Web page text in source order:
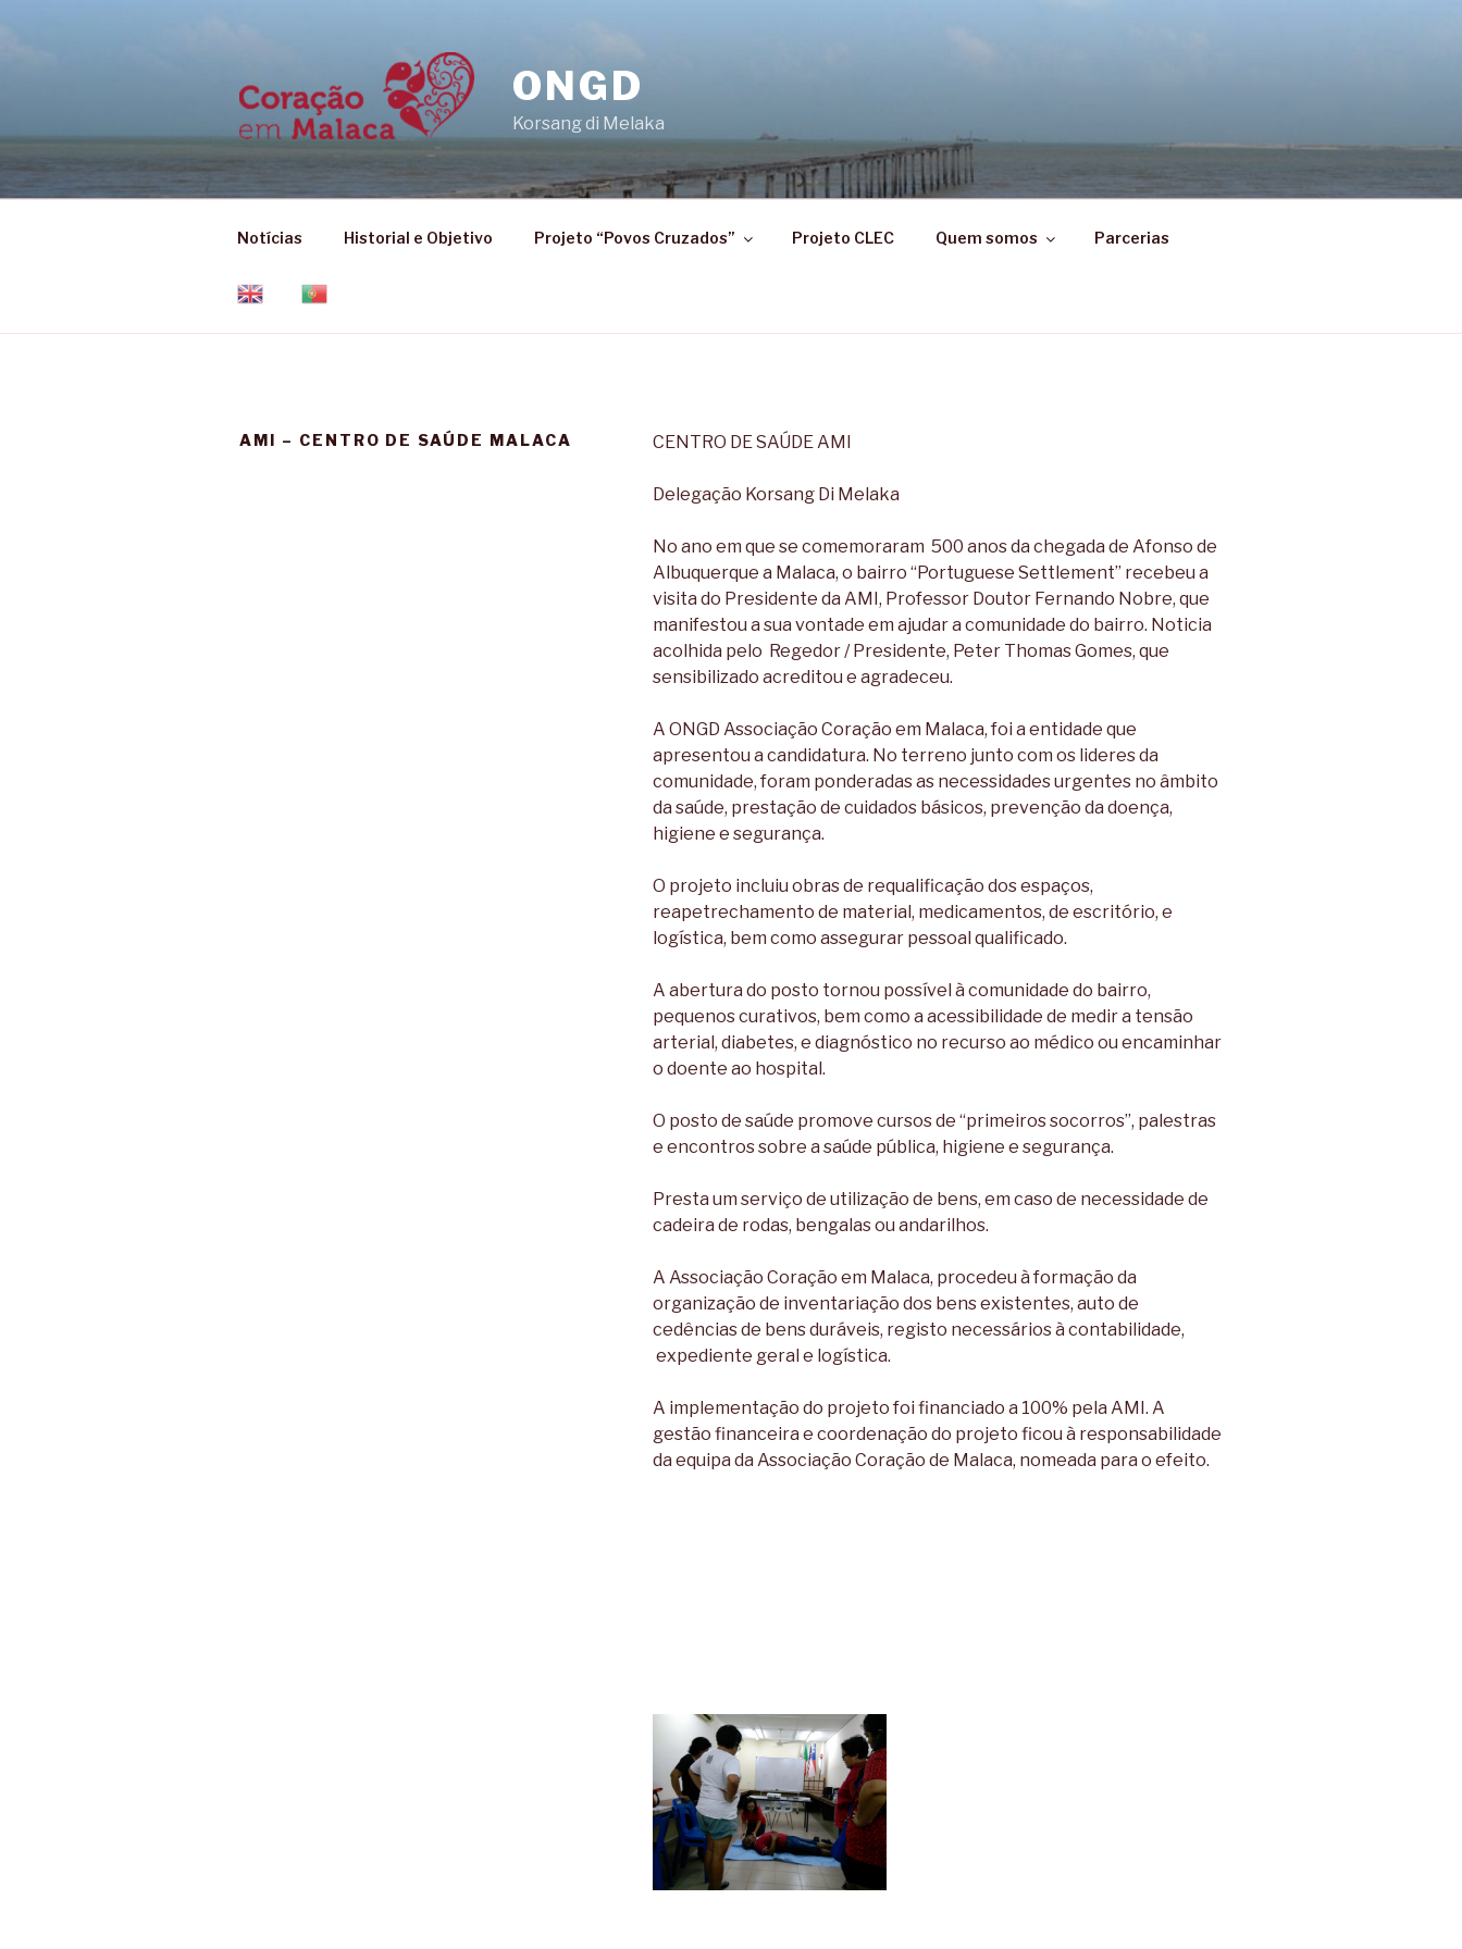
ONGD
Korsang di Melaka
Notícias Historial e Objetivo Projeto “Povos Cruzados” Projeto CLEC Quem somos Parcerias
AMI – CENTRO DE SAÚDE MALACA CENTRO DE SAÚDE AMI
Delegação Korsang Di Melaka
No ano em que se comemoraram 500 anos da chegada de Afonso de
Albuquerque a Malaca, o bairro “Portuguese Settlement” recebeu a
visita do Presidente da AMI, Professor Doutor Fernando Nobre, que
manifestou a sua vontade em ajudar a comunidade do bairro. Noticia
acolhida pelo Regedor / Presidente, Peter Thomas Gomes, que
sensibilizado acreditou e agradeceu.
A ONGD Associação Coração em Malaca, foi a entidade que
apresentou a candidatura. No terreno junto com os lideres da
comunidade, foram ponderadas as necessidades urgentes no âmbito
da saúde, prestação de cuidados básicos, prevenção da doença,
higiene e segurança.
O projeto incluiu obras de requalificação dos espaços,
reapetrechamento de material, medicamentos, de escritório, e
logística, bem como assegurar pessoal qualificado.
A abertura do posto tornou possível à comunidade do bairro,
pequenos curativos, bem como a acessibilidade de medir a tensão
arterial, diabetes, e diagnóstico no recurso ao médico ou encaminhar
o doente ao hospital.
O posto de saúde promove cursos de “primeiros socorros”, palestras
e encontros sobre a saúde pública, higiene e segurança.
Presta um serviço de utilização de bens, em caso de necessidade de
cadeira de rodas, bengalas ou andarilhos.
A Associação Coração em Malaca, procedeu à formação da
organização de inventariação dos bens existentes, auto de
cedências de bens duráveis, registo necessários à contabilidade,
expediente geral e logística.
A implementação do projeto foi financiado a 100% pela AMI. A
gestão financeira e coordenação do projeto ficou à responsabilidade
da equipa da Associação Coração de Malaca, nomeada para o efeito.